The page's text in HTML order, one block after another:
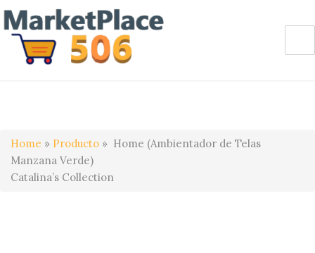
Home » Producto » Home (Ambientador de Telas
Manzana Verde)
Catalina’s Collection